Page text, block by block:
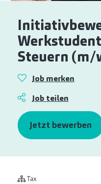
Steuern (m/
Job merken
Job teilen
Jetzt bewerben
Tax